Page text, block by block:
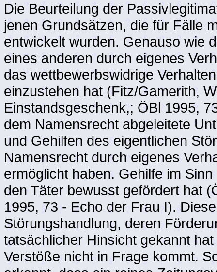
Die Beurteilung der
jenen Grundsätzen, die für Fälle
entwickelt wurden. Genauso wie
eines anderen durch eigenes
das wettbewerbswidrige
einzustehen hat (Fitz/Gamerith,
Einstandsgeschenk,; ÖBl 1995,
dem Namensrecht abgeleitete
und Gehilfen des eigentlichen
Namensrecht durch eigenes
ermöglicht haben. Gehilfe im
den Täter bewusst gefördert hat
1995, 73 - Echo der Frau I).
Störungshandlung, deren
tatsächlicher Hinsicht gekannt
Verstöße nicht in Frage kommt.